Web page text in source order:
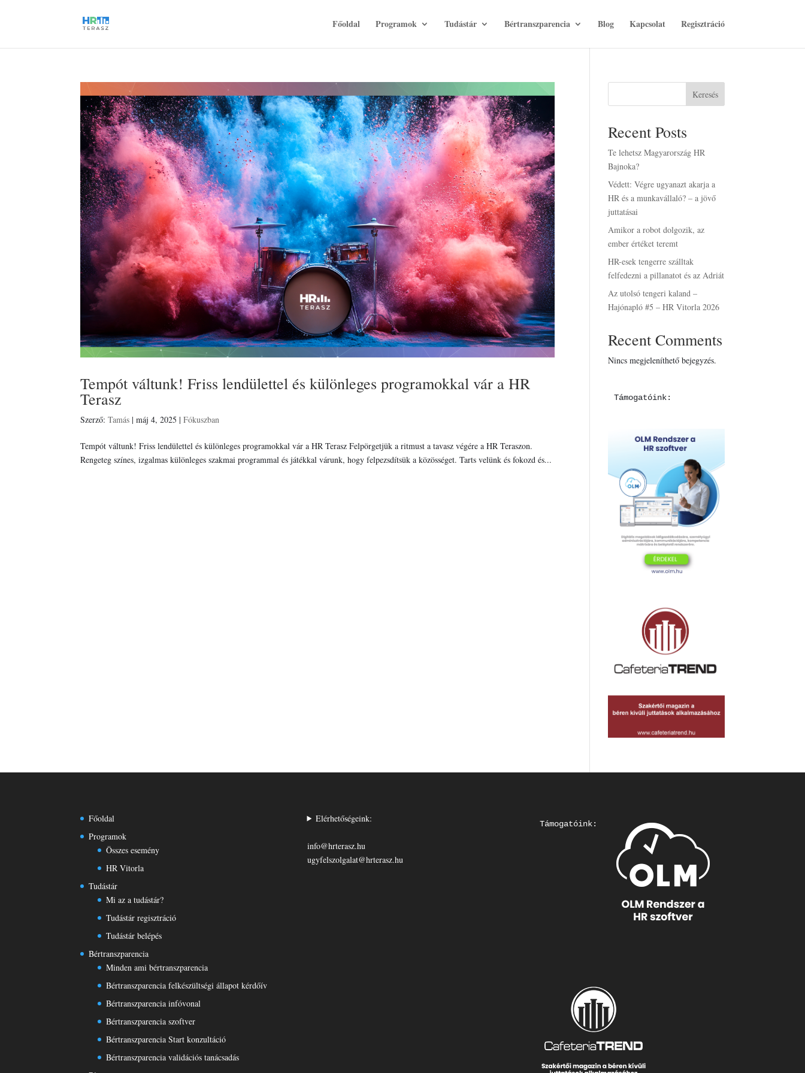
Főoldal Programok Tudástár Bértranszparencia Blog Kapcsolat Regisztráció
Tempót váltunk! Friss lendülettel és különleges programokkal vár a HR
Terasz
Szerző:Tamás |máj 4, 2025 |Fókuszban
Tempót váltunk! Friss lendülettel és különleges programokkal vár a HR Terasz Felpörgetjük a ritmust a tavasz végére a HR Teraszon.
Rengeteg színes, izgalmas különleges szakmai programmal és játékkal várunk, hogy felpezsdítsük a közösséget. Tarts velünk és fokozd és...
Keresés
Recent Posts
Te lehetsz Magyarország HR
Bajnoka?
Védett: Végre ugyanazt akarja a
HR és a munkavállaló? – a jövő
juttatásai
Amikor a robot dolgozik, az
ember értéket teremt
HR-esek tengerre szálltak
felfedezni a pillanatot és az Adriát
Az utolsó tengeri kaland –
Hajónapló #5 – HR Vitorla 2026
Recent Comments
Nincs megjeleníthető bejegyzés.
Támogatóink:
Főoldal
Programok
Összes esemény
HR Vitorla
Tudástár
Mi az a tudástár?
Tudástár regisztráció
Tudástár belépés
Bértranszparencia
Minden ami bértranszparencia
Bértranszparencia felkészültségi állapot kérdőív
Bértranszparencia infóvonal
Bértranszparencia szoftver
Bértranszparencia Start konzultáció
Bértranszparencia validációs tanácsadás
Elérhetőségeink:
info@hrterasz.hu
ugyfelszolgalat@hrterasz.hu
Támogatóink: